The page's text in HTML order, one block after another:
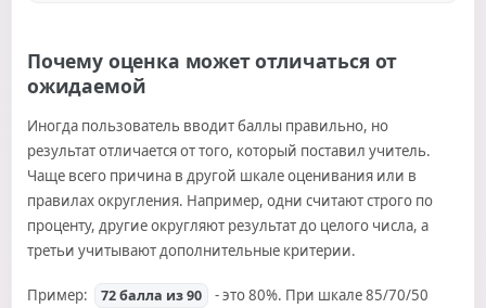
Почему оценка может отличаться от
ожидаемой
Иногда пользователь вводит баллы правильно, но
результат отличается от того, который поставил учитель.
Чаще всего причина в другой шкале оценивания или в
правилах округления. Например, одни считают строго по
проценту, другие округляют результат до целого числа, а
третьи учитывают дополнительные критерии.
Пример: 72 балла из 90
- это 80%. При шкале 85/70/50